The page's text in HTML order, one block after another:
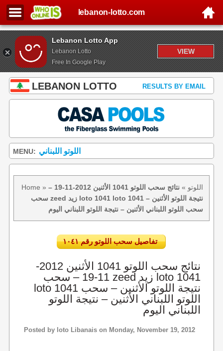
Lebanon Lotto App
Lebanon Lotto
Free In Google Play
VIEW
lebanon-lotto.com
LEBANON LOTTO RESULTS BY EMAIL
MENU: اللوتو اللبناني
Home » اللوتو »
نتائج سحب اللوتو 1041 الأثنين 2012-11-19 –
سحب zeed زيد loto 1041 loto 1041 نتيجة اللوتو الأثنين –
سحب اللوتو اللبناني الأثنين – نتيجة اللوتو اللبناني اليوم
تفاصيل سحب اللوتو رقم ١٠٤١
نتائج سحب اللوتو 1041 الأثنين 2012-
11-19 – سحب zeed زيد loto 1041
loto 1041 نتيجة اللوتو الأثنين – سحب
اللوتو اللبناني الأثنين – نتيجة اللوتو
اللبناني اليوم
Posted by loto Libanaison Monday, November 19, 2012